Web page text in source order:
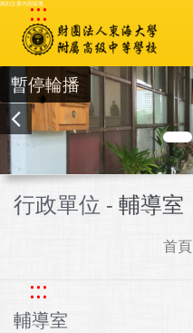
跳到主要內容區塊
:::
暫停輪播
行政單位 - 輔導室
首頁
:::
輔導室